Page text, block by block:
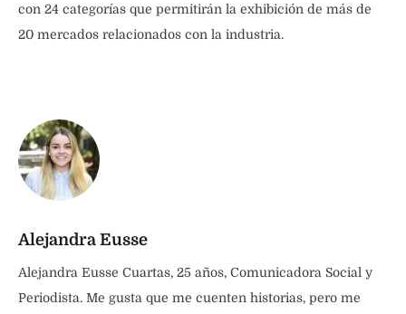
con 24 categorías que permitirán la exhibición de más de
20 mercados relacionados con la industria.
Alejandra Eusse
Alejandra Eusse Cuartas, 25 años, Comunicadora Social y
Periodista. Me gusta que me cuenten historias, pero me